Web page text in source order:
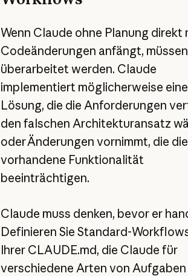
Wenn Claude ohne Planung direkt
Codeänderungen anfängt,
überarbeitet werden. Claude
implementiert möglicherweise eine
Lösung, die die Anforderungen
den falschen Architekturansatz
oder Änderungen vornimmt, die die
vorhandene Funktionalität
beeinträchtigen.
Claude muss denken, bevor er
Definieren Sie Standard-
Ihrer CLAUDE.md, die Claude für
verschiedene Arten von Aufgaben